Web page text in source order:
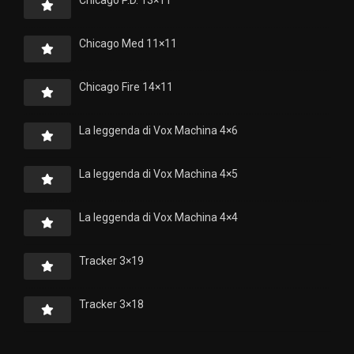
Chicago Med 11×11
Chicago Fire 14×11
La leggenda di Vox Machina 4×6
La leggenda di Vox Machina 4×5
La leggenda di Vox Machina 4×4
Tracker 3×19
Tracker 3×18